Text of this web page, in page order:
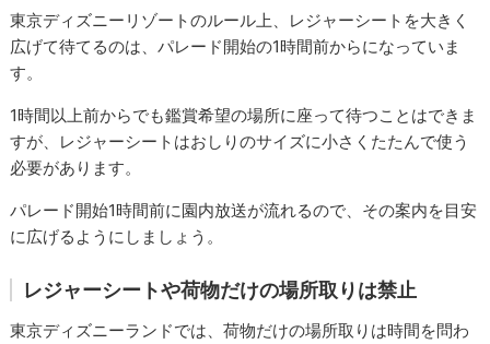
東京ディズニーリゾートのルール上、レジャーシートを大きく
広げて待てるのは、パレード開始の1時間前からになっていま
す。
1時間以上前からでも鑑賞希望の場所に座って待つことはできま
すが、レジャーシートはおしりのサイズに小さくたたんで使う
必要があります。
パレード開始1時間前に園内放送が流れるので、その案内を目安
に広げるようにしましょう。
レジャーシートや荷物だけの場所取りは禁止
東京ディズニーランドでは、荷物だけの場所取りは時間を問わ